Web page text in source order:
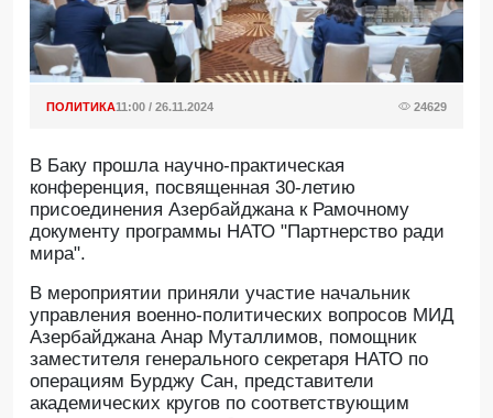
ПОЛИТИКА11:00 / 26.11.2024 24629
В Баку прошла научно-практическая
конференция, посвященная 30-летию
присоединения Азербайджана к Рамочному
документу программы НАТО "Партнерство ради
мира".
B мероприятии приняли участие начальник
управления военно-политических вопросов МИД
Азербайджана Анар Муталлимов, помощник
заместителя генерального секретаря НАТО по
операциям Бурджу Сан, представители
академических кругов по соответствующим